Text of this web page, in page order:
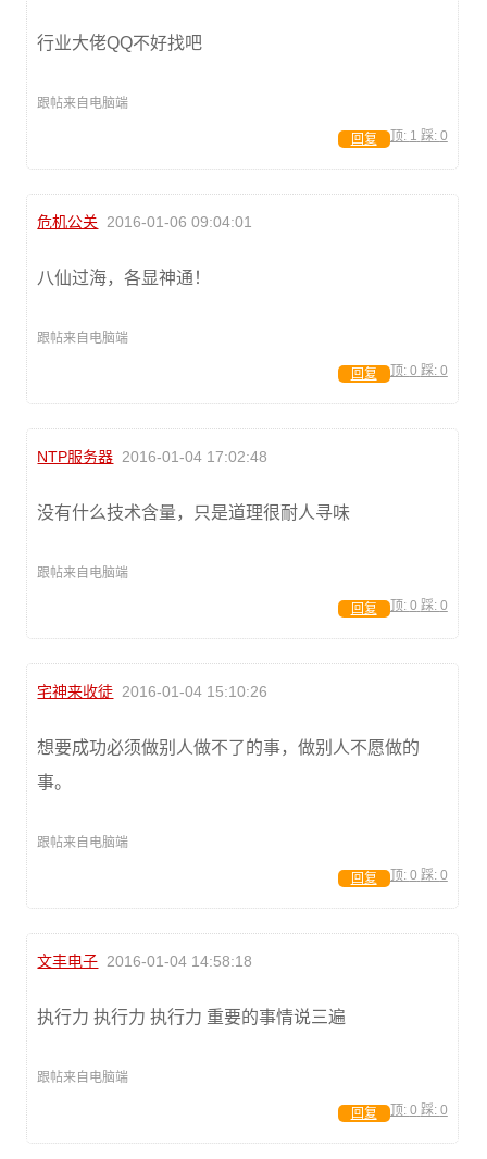
行业大佬QQ不好找吧
跟帖来自电脑端
顶: 1 踩: 0
回复
危机公关 2016-01-06 09:04:01
八仙过海，各显神通！
跟帖来自电脑端
顶: 0 踩: 0
回复
NTP服务器 2016-01-04 17:02:48
没有什么技术含量，只是道理很耐人寻味
跟帖来自电脑端
顶: 0 踩: 0
回复
宅神来收徒 2016-01-04 15:10:26
想要成功必须做别人做不了的事，做别人不愿做的
事。
跟帖来自电脑端
顶: 0 踩: 0
回复
文丰电子 2016-01-04 14:58:18
执行力 执行力 执行力 重要的事情说三遍
跟帖来自电脑端
顶: 0 踩: 0
回复